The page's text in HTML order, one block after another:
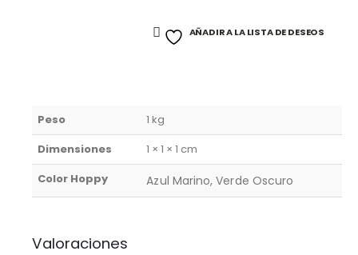
AÑADIR A LA LISTA DE DESEOS
Peso
1 kg
Dimensiones
1 × 1 × 1 cm
Color Hoppy
Azul Marino, Verde Oscuro
Valoraciones